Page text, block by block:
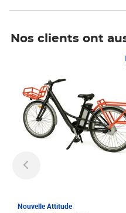
Nos clients ont
Nouvelle Attitude